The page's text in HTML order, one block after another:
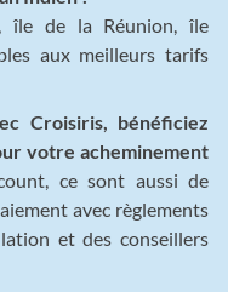
île de la Réunion, île
aux meilleurs tarifs
Croisiris, bénéficiez
votre acheminement
ce sont aussi de
avec règlements
et des conseillers